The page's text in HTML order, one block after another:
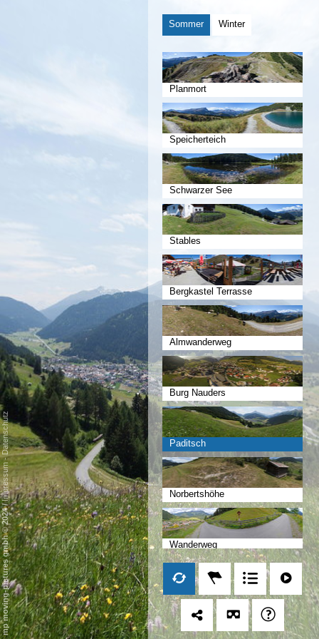
Sommer Winter
Planmort
Speicherteich
Schwarzer See
Stables
Bergkastel Terrasse
Almwanderweg
Burg Nauders
Paditsch
Norbertshöhe
Wanderweg
mp moving-pictures gmbh © 2024
/
Impressum
-
Datenschutz